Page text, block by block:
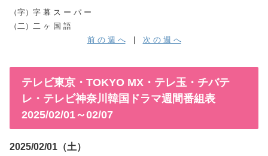
（字）字 幕 ス ー パ ー
（二）二 ヶ 国 語
前 の 週 へ| 次 の 週 へ
テレビ東京・TOKYO MX・テレ玉・チバテ
レ・テレビ神奈川韓国ドラマ週間番組表
2025/02/01～02/07
2025/02/01（土）